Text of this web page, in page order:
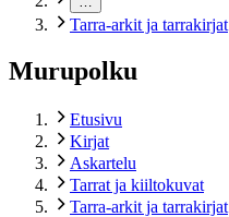
Tarra-arkit ja tarrakirjat
Murupolku
Etusivu
Kirjat
Askartelu
Tarrat ja kiiltokuvat
Tarra-arkit ja tarrakirjat